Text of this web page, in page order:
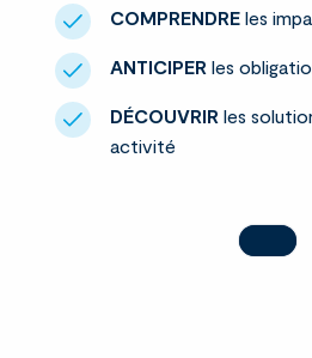
COMPRENDRE les
ANTICIPER les
DÉCOUVRIR les
activité